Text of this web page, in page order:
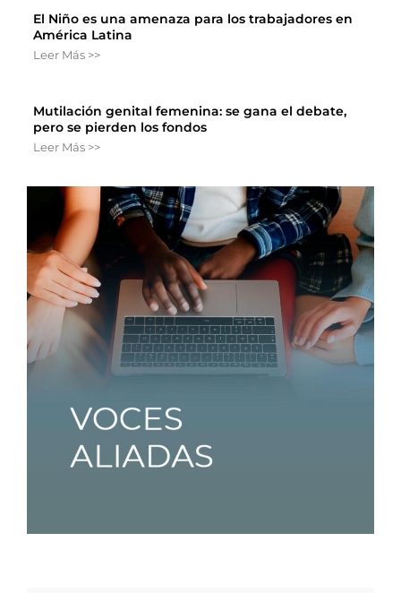
El Niño es una amenaza para los trabajadores en
América Latina
Leer Más >>
Mutilación genital femenina: se gana el debate,
pero se pierden los fondos
Leer Más >>